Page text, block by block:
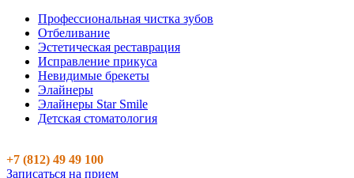
Профессиональная чистка зубов
Отбеливание
Эстетическая реставрация
Исправление прикуса
Невидимые брекеты
Элайнеры
Элайнеры Star Smile
Детская стоматология
+7 (812) 49 49 100
Записаться на прием